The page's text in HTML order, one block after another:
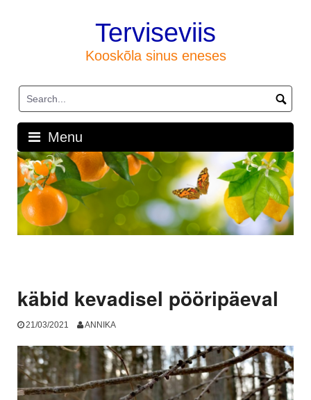
Terviseviis
Kooskõla sinus eneses
Menu
käbid kevadisel pööripäeval
21/03/2021 ANNIKA